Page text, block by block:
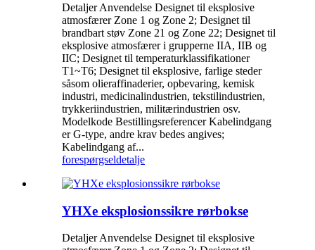
Detaljer Anvendelse Designet til eksplosive
atmosfærer Zone 1 og Zone 2; Designet til
brandbart støv Zone 21 og Zone 22; Designet til
eksplosive atmosfærer i grupperne IIA, IIB og
IIC; Designet til temperaturklassifikationer
T1~T6; Designet til eksplosive, farlige steder
såsom olieraffinaderier, opbevaring, kemisk
industri, medicinalindustrien, tekstilindustrien,
trykkeriindustrien, militærindustrien osv.
Modelkode Bestillingsreferencer Kabelindgang
er G-type, andre krav bedes angives;
Kabelindgang af...
forespørgseldetalje
YHXe eksplosionssikre rørbokse
Detaljer Anvendelse Designet til eksplosive